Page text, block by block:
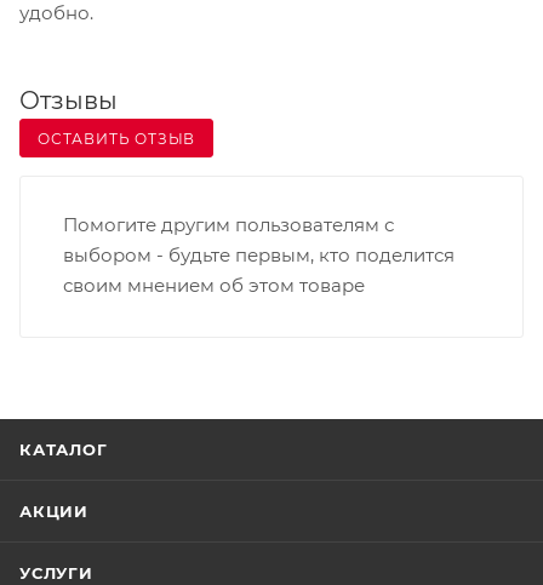
удобно.
Отзывы
ОСТАВИТЬ ОТЗЫВ
Помогите другим пользователям с
выбором - будьте первым, кто поделится
своим мнением об этом товаре
КАТАЛОГ
АКЦИИ
УСЛУГИ